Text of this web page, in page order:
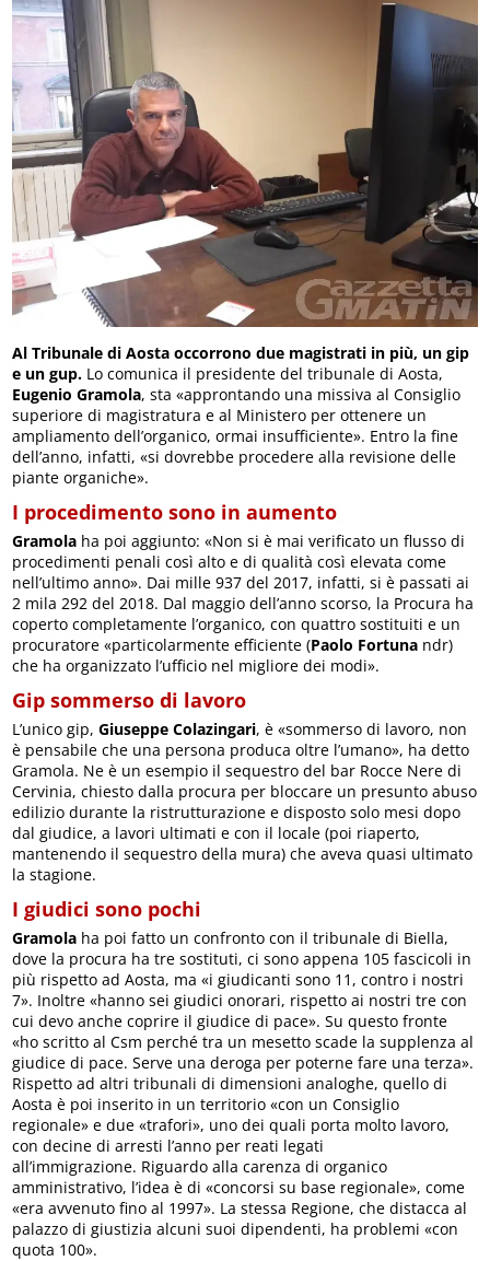
Al Tribunale di Aosta occorrono due magistrati in più, un gip
e un gup. Lo comunica il presidente del tribunale di Aosta,
Eugenio Gramola, sta «approntando una missiva al Consiglio
superiore di magistratura e al Ministero per ottenere un
ampliamento dell’organico, ormai insufficiente». Entro la fine
dell’anno, infatti, «si dovrebbe procedere alla revisione delle
piante organiche».
I procedimento sono in aumento
Gramola ha poi aggiunto: «Non si è mai verificato un flusso di
procedimenti penali così alto e di qualità così elevata come
nell’ultimo anno». Dai mille 937 del 2017, infatti, si è passati ai
2 mila 292 del 2018. Dal maggio dell’anno scorso, la Procura ha
coperto completamente l’organico, con quattro sostituiti e un
procuratore «particolarmente efficiente (Paolo Fortuna ndr)
che ha organizzato l’ufficio nel migliore dei modi».
Gip sommerso di lavoro
L’unico gip,Giuseppe Colazingari, è «sommerso di lavoro, non
è pensabile che una persona produca oltre l’umano», ha detto
Gramola. Ne è un esempio il sequestro del bar Rocce Nere di
Cervinia, chiesto dalla procura per bloccare un presunto abuso
edilizio durante la ristrutturazione e disposto solo mesi dopo
dal giudice, a lavori ultimati e con il locale (poi riaperto,
mantenendo il sequestro della mura) che aveva quasi ultimato
la stagione.
I giudici sono pochi
Gramola ha poi fatto un confronto con il tribunale di Biella,
dove la procura ha tre sostituti, ci sono appena 105 fascicoli in
più rispetto ad Aosta, ma «i giudicanti sono 11, contro i nostri
7». Inoltre «hanno sei giudici onorari, rispetto ai nostri tre con
cui devo anche coprire il giudice di pace». Su questo fronte
«ho scritto al Csm perché tra un mesetto scade la supplenza al
giudice di pace. Serve una deroga per poterne fare una terza».
Rispetto ad altri tribunali di dimensioni analoghe, quello di
Aosta è poi inserito in un territorio «con un Consiglio
regionale» e due «trafori», uno dei quali porta molto lavoro,
con decine di arresti l’anno per reati legati
all’immigrazione. Riguardo alla carenza di organico
amministrativo, l’idea è di «concorsi su base regionale», come
«era avvenuto fino al 1997». La stessa Regione, che distacca al
palazzo di giustizia alcuni suoi dipendenti, ha problemi «con
quota 100».